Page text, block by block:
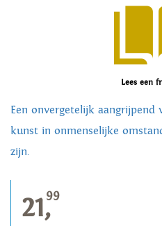
Lees een
Een onvergetelijk aangrijpend
kunst in onmenselijke
zijn.
21,99